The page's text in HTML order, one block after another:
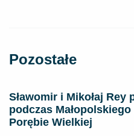
Pozostałe
Sławomir i Mikołaj
podczas
Porębie Wielkiej